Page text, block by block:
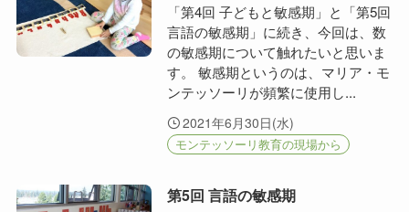
「第4回 子どもと敏感期」と「第5回
言語の敏感期」に続き、今回は、数
の敏感期について触れたいと思いま
す。 敏感期というのは、マリア・モ
ンテッソーリが頻繁に使用し...
2021年6月30日(水)
モンテッソーリ教育の現場から
第5回 言語の敏感期